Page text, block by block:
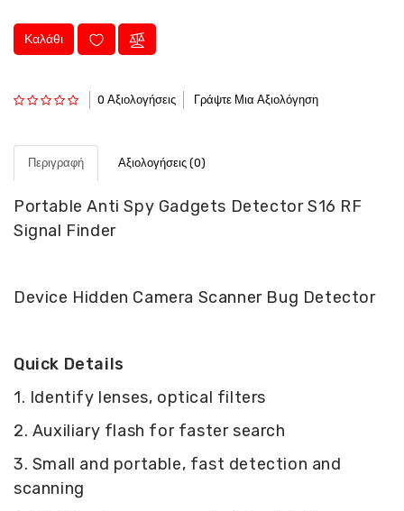
Καλάθι
0 Αξιολογήσεις Γράψτε Μια Αξιολόγηση
Περιγραφή Αξιολογήσεις (0)
Portable Anti Spy Gadgets Detector S16 RF
Signal Finder
Device Hidden Camera Scanner Bug Detector
Quick Details
1. Identify lenses, optical filters
2. Auxiliary flash for faster search
3. Small and portable, fast detection and
scanning